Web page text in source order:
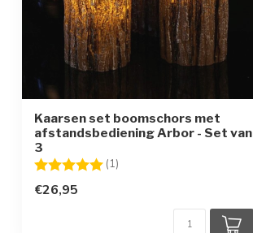
Kaarsen set boomschors met
afstandsbediening Arbor - Set van
3
Beoordeling: (1)
€26,95